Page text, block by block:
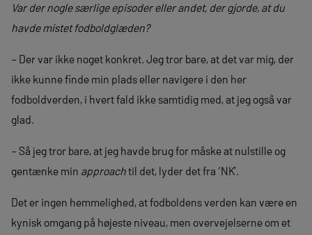
Var der nogle særlige episoder eller andet, der gjorde, at du
havde mistet fodboldglæden?
– Der var ikke noget konkret. Jeg tror bare, at det var mig, der
ikke kunne finde min plads eller navigere i den her
fodboldverden, i hvert fald ikke samtidig med, at jeg også var
glad.
– Så jeg tror bare, at jeg havde brug for måske at nulstille og
gentænke min approachtil det, lyder det fra ‘NK’.
Det er ingen hemmelighed, at fodboldens verden kan være en
kynisk omgang på højeste niveau, men overvejelserne om et